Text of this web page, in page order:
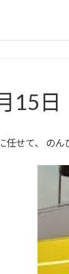
15
任せて、 のん